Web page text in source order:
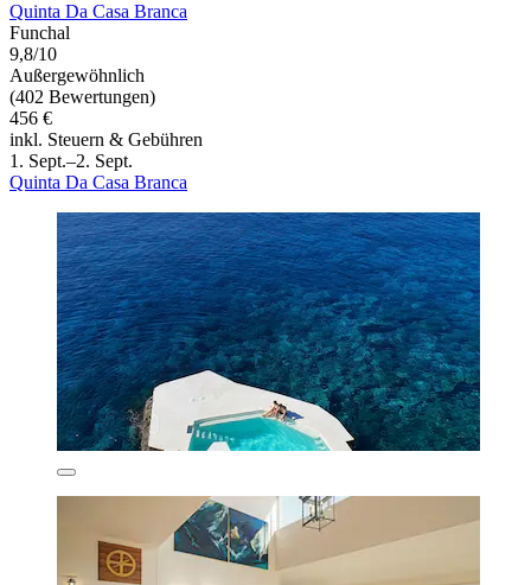
Quinta Da Casa Branca
Funchal
9,8/10
Außergewöhnlich
(402 Bewertungen)
456 €
inkl. Steuern & Gebühren
1. Sept.–2. Sept.
Quinta Da Casa Branca